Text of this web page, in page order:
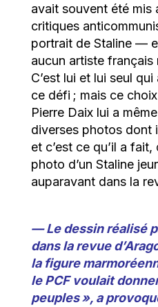
avait souvent été mis
critiques
portrait de Staline —
aucun artiste français
C’est lui et lui seul
ce défi ; mais ce
Pierre Daix lui a
diverses photos dont
et c’est ce qu’il a
photo d’un Staline
auparavant dans la
— Le dessin réalisé
dans la revue
la figure
le PCF voulait
peuples », a